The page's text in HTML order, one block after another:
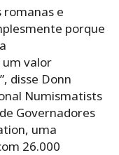
romanas e
porque
valor
disse Donn
Numismatists
Governadores
uma
26.000